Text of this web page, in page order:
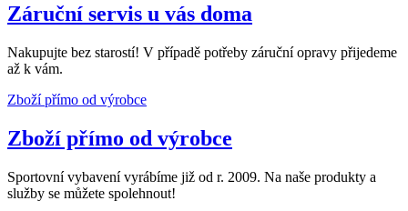
Záruční servis u vás doma
Nakupujte bez starostí! V případě potřeby záruční opravy přijedeme
až k vám.
Zboží přímo od výrobce
Zboží přímo od výrobce
Sportovní vybavení vyrábíme již od r. 2009. Na naše produkty a
služby se můžete spolehnout!